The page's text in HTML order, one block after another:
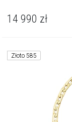
14 990 zł
Złoto 585